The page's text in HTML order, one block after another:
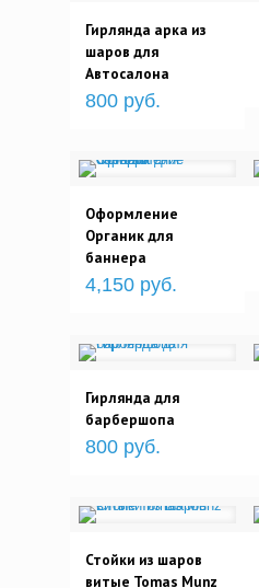
Гирлянда арка из
шаров для
Автосалона
800 руб.
Оформление
Органик для
баннера
4,150 руб.
Гирлянда для
барбершопа
800 руб.
Стойки из шаров
витые Tomas Munz